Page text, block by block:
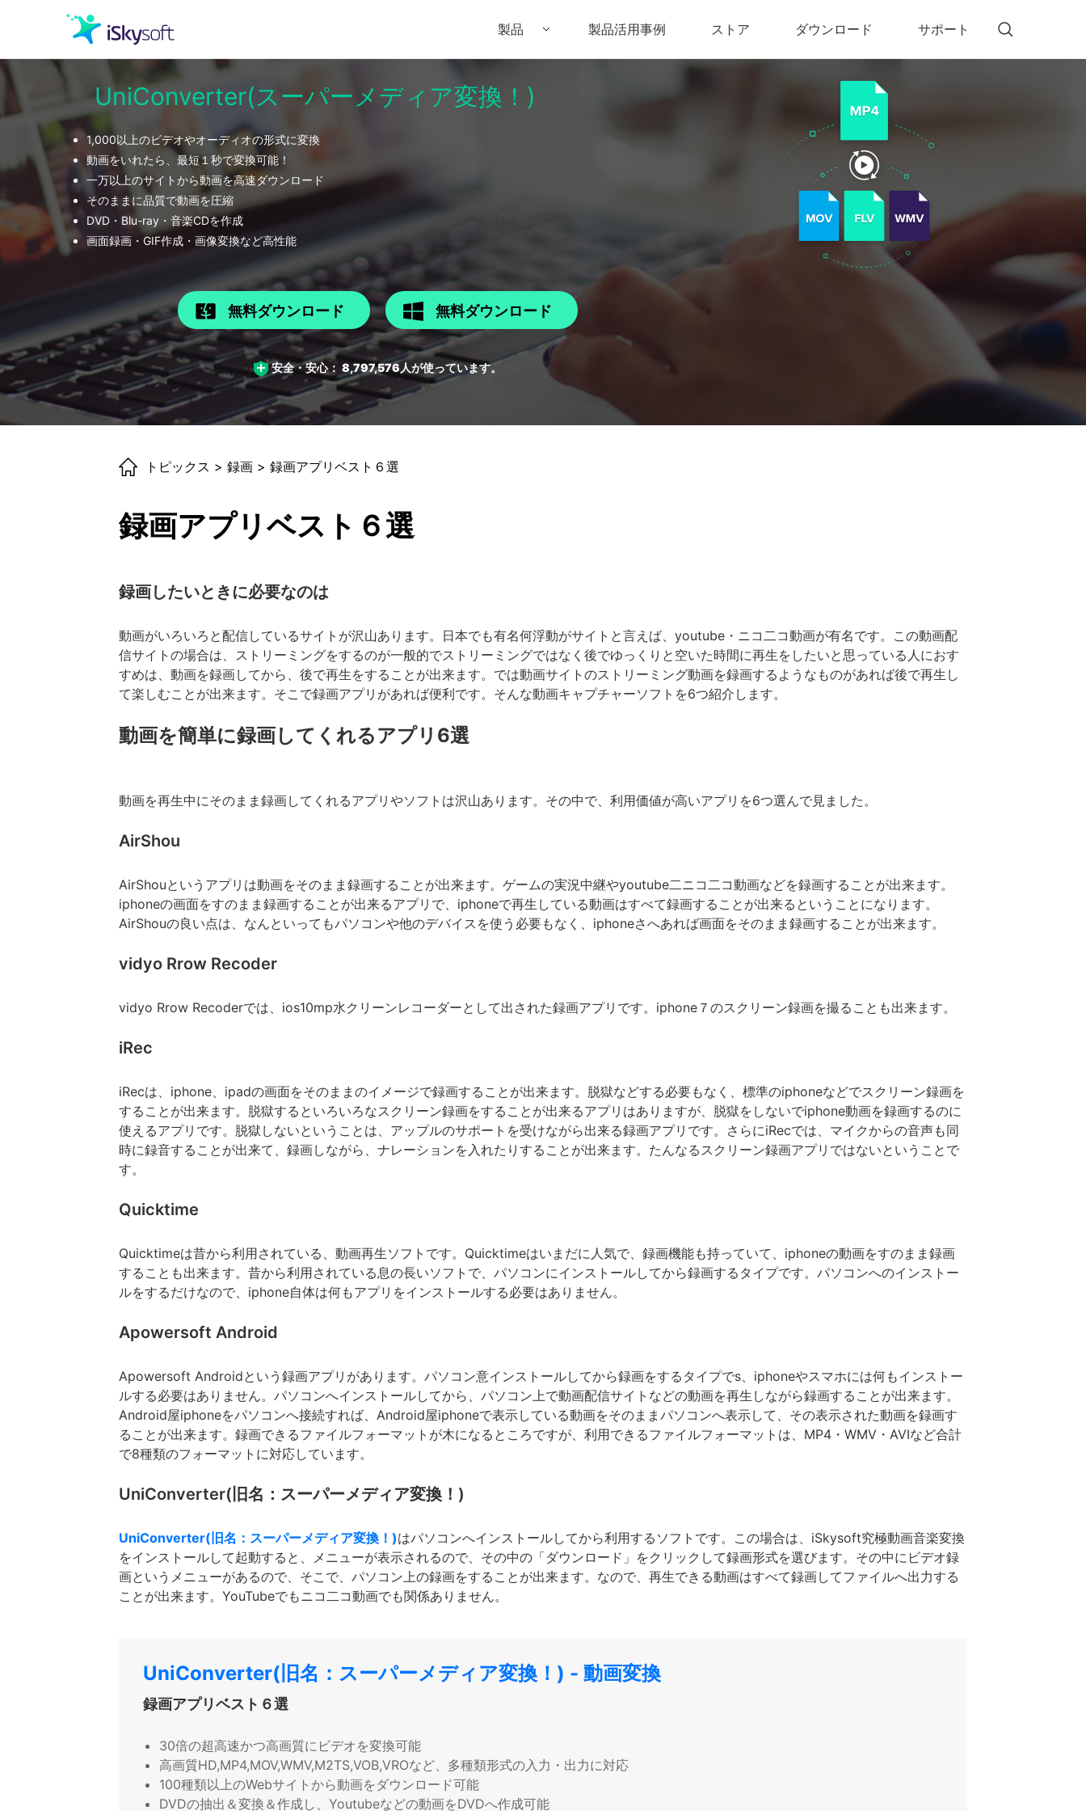
製品
クリエイティビティ
オフィス効率化
ユーティリティ
Filmora（フィモーラ） UniConverter(スーパーメディア変換!)
• DVD Memory for Mac
製品活用事例 ストア ダウンロード サポート
UniConverter(スーパーメディア変換！)
1,000以上のビデオやオーディオの形式に変換
動画をいれたら、最短１秒で変換可能！
一万以上のサイトから動画を高速ダウンロード
そのままに品質で動画を圧縮
DVD・Blu-ray・音楽CDを作成
画面録画・GIF作成・画像変換など高性能
無料ダウンロード 無料ダウンロード
安全・安心：8,797,576 人が使っています。
トピックス > 録画 > 録画アプリベスト６選
録画アプリベスト６選
録画したいときに必要なのは
動画がいろいろと配信しているサイトが沢山あります。日本でも有名何浮動がサイトと言えば、youtube・ニコ二コ動画が有名です。この動画配
信サイトの場合は、ストリーミングをするのが一般的でストリーミングではなく後でゆっくりと空いた時間に再生をしたいと思っている人におす
すめは、動画を録画してから、後で再生をすることが出来ます。では動画サイトのストリーミング動画を録画するようなものがあれば後で再生し
て楽しむことが出来ます。そこで録画アプリがあれば便利です。そんな動画キャプチャーソフトを6つ紹介します。
動画を簡単に録画してくれるアプリ6選
動画を再生中にそのまま録画してくれるアプリやソフトは沢山あります。その中で、利用価値が高いアプリを6つ選んで見ました。
AirShou
AirShouというアプリは動画をそのまま録画することが出来ます。ゲームの実況中継やyoutube二ニコ二コ動画などを録画することが出来ます。
iphoneの画面をすのまま録画することが出来るアプリで、iphoneで再生している動画はすべて録画することが出来るということになります。
AirShouの良い点は、なんといってもパソコンや他のデバイスを使う必要もなく、iphoneさへあれば画面をそのまま録画することが出来ます。
vidyo Rrow Recoder
vidyo Rrow Recoderでは、ios10mp水クリーンレコーダーとして出された録画アプリです。iphone７のスクリーン録画を撮ることも出来ます。
iRec
iRecは、iphone、ipadの画面をそのままのイメージで録画することが出来ます。脱獄などする必要もなく、標準のiphoneなどでスクリーン録画を
することが出来ます。脱獄するといろいろなスクリーン録画をすることが出来るアプリはありますが、脱獄をしないでiphone動画を録画するのに
使えるアプリです。脱獄しないということは、アップルのサポートを受けながら出来る録画アプリです。さらにiRecでは、マイクからの音声も同
時に録音することが出来て、録画しながら、ナレーションを入れたりすることが出来ます。たんなるスクリーン録画アプリではないということで
す。
Quicktime
Quicktimeは昔から利用されている、動画再生ソフトです。Quicktimeはいまだに人気で、録画機能も持っていて、iphoneの動画をすのまま録画
することも出来ます。昔から利用されている息の長いソフトで、パソコンにインストールしてから録画するタイプです。パソコンへのインストー
ルをするだけなので、iphone自体は何もアプリをインストールする必要はありません。
Apowersoft Android
Apowersoft Androidという録画アプリがあります。パソコン意インストールしてから録画をするタイプでs、iphoneやスマホには何もインストー
ルする必要はありません。パソコンへインストールしてから、パソコン上で動画配信サイトなどの動画を再生しながら録画することが出来ます。
Android屋iphoneをパソコンへ接続すれば、Android屋iphoneで表示している動画をそのままパソコンへ表示して、その表示された動画を録画す
ることが出来ます。録画できるファイルフォーマットが木になるところですが、利用できるファイルフォーマットは、MP4・WMV・AVIなど合計
で8種類のフォーマットに対応しています。
UniConverter(旧名：スーパーメディア変換！)
UniConverter(旧名：スーパーメディア変換！)はパソコンへインストールしてから利用するソフトです。この場合は、iSkysoft究極動画音楽変換
をインストールして起動すると、メニューが表示されるので、その中の「ダウンロード」をクリックして録画形式を選びます。その中にビデオ録
画というメニューがあるので、そこで、パソコン上の録画をすることが出来ます。なので、再生できる動画はすべて録画してファイルへ出力する
ことが出来ます。YouTubeでもニコ二コ動画でも関係ありません。
UniConverter(旧名：スーパーメディア変換！) - 動画変換
録画アプリベスト６選
30倍の超高速かつ高画質にビデオを変換可能
高画質HD,MP4,MOV,WMV,M2TS,VOB,VROなど、多種類形式の入力・出力に対応
100種類以上のWebサイトから動画をダウンロード可能
DVDの抽出＆変換＆作成し、Youtubeなどの動画をDVDへ作成可能